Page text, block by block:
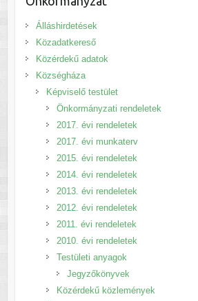
Álláshirdetések
Közadatkereső
Közérdekű adatok
Községháza
Képviselő testület
Önkormányzati rendeletek
2017. évi rendeletek
2017. évi munkaterv
2015. évi rendeletek
2014. évi rendeletek
2013. évi rendeletek
2012. évi rendeletek
2011. évi rendeletek
2010. évi rendeletek
Testületi anyagok
Jegyzőkönyvek
Közérdekű közlemények